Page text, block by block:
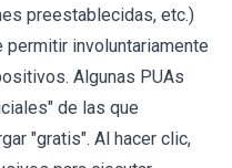
preestablecidas, etc.)
involuntariamente
Algunas PUAs
de las que
"gratis". Al hacer clic,